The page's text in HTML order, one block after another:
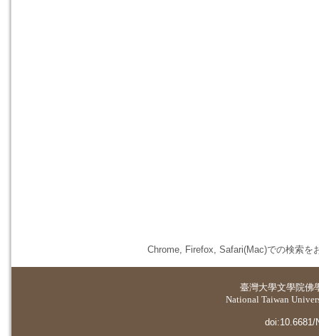
Chrome, Firefox, Safari(Mac)での検索を
臺灣大學文學院佛
National Taiwan
doi:10.6681/